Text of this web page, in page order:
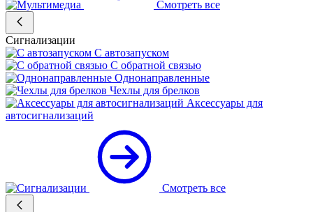
Смотреть все
Сигнализации
С автозапуском
С обратной связью
Однонаправленные
Чехлы для брелков
Аксессуары для
автосигнализаций
Смотреть все